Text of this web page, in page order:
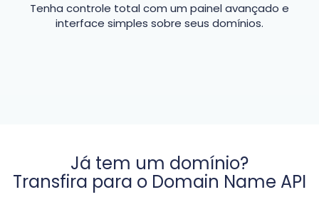
Tenha controle total com um painel avançado e
interface simples sobre seus domínios.
Já tem um domínio?
Transfira para o Domain Name API